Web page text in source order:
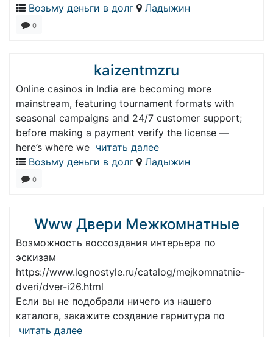
Возьму деньги в долг
Ладыжин
0
kaizentmzru
Online casinos in India are becoming more
mainstream, featuring tournament formats with
seasonal campaigns and 24/7 customer support;
before making a payment verify the license —
here’s where we читать далее
Возьму деньги в долг
Ладыжин
0
Www Двери Межкомнатные
Возможность воссоздания интерьера по
эскизам
https://www.legnostyle.ru/catalog/mejkomnatnie-
dveri/dver-i26.html
Если вы не подобрали ничего из нашего
каталога, закажите создание гарнитура по
читать далее